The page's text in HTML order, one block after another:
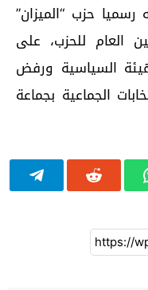
حزب “الميزان”
العام للحزب، على
السياسية ورفض
الجماعية بجماعة